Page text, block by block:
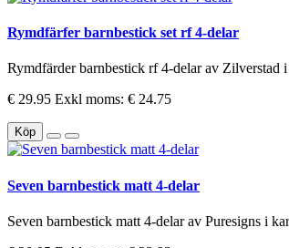
Rymdfärfer barnbestick set rf 4-delar
Rymdfärder barnbestick rf 4-delar av
€ 29.95 Exkl moms: € 24.75
Köp
Seven barnbestick matt 4-delar
Seven barnbestick matt 4-delar av Puresigns i